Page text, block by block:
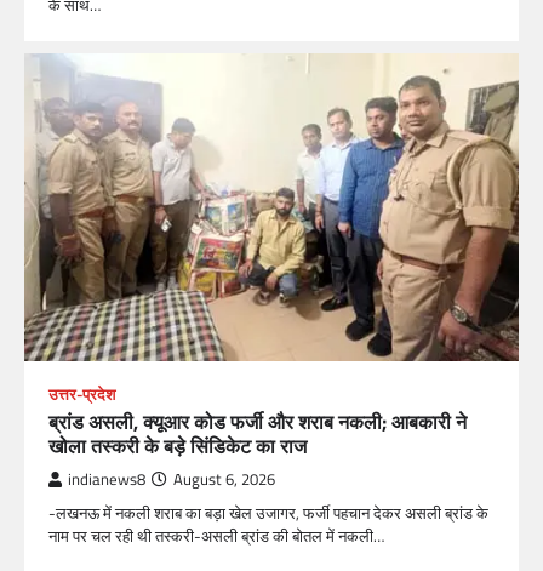
उत्तर-प्रदेश
ब्रांड असली, क्यूआर कोड फर्जी और शराब नकली; आबकारी ने
खोला तस्करी के बड़े सिंडिकेट का राज
indianews8 August 6, 2026
-लखनऊ में नकली शराब का बड़ा खेल उजागर, फर्जी पहचान देकर असली ब्रांड के
नाम पर चल रही थी तस्करी-असली ब्रांड की बोतल में नकली…